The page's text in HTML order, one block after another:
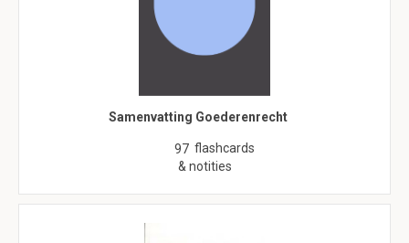
Samenvatting Goederenrecht
97 flashcards
& notities